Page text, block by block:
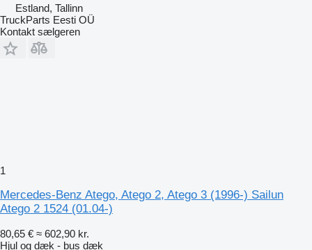
Estland, Tallinn
TruckParts Eesti OÜ
Kontakt sælgeren
1
Mercedes-Benz Atego, Atego 2, Atego 3 (1996-) Sailun
Atego 2 1524 (01.04-)
80,65 € ≈ 602,90 kr.
Hjul og dæk - bus dæk